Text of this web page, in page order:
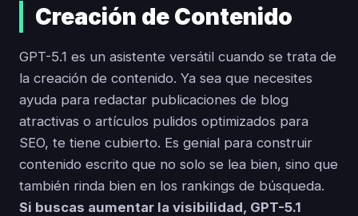
Creación de Contenido
GPT-5.1 es un asistente versátil cuando se trata de
la creación de contenido. Ya sea que necesites
ayuda para redactar publicaciones de blog
atractivas o artículos pulidos optimizados para
SEO, te tiene cubierto. Es genial para construir
contenido escrito que no solo se lea bien, sino que
también rinda bien en los rankings de búsqueda.
Si buscas aumentar la visibilidad, GPT-5.1